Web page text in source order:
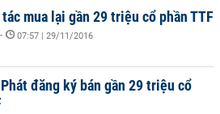
mua lại gần 29 triệu cổ phần TTF
- 07:57 | 29/11/2016
đăng ký bán gần 29 triệu cổ